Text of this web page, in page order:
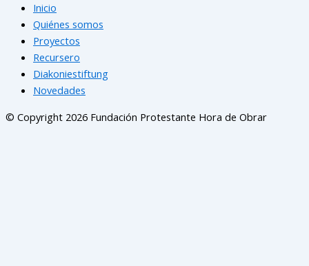
Inicio
Quiénes somos
Proyectos
Recursero
Diakoniestiftung
Novedades
© Copyright 2026 Fundación Protestante Hora de Obrar